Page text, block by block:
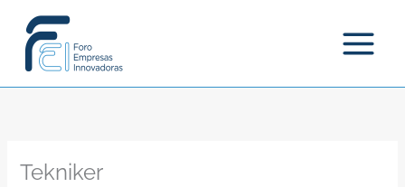
contenido
Tekniker